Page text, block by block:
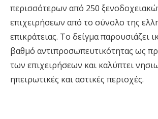
περισσότερων από 250
επιχειρήσεων από το σύνολο της
επικράτειας. Το δείγμα παρουσιάζει
βαθμό αντιπροσωπευτικότητας ως
των επιχειρήσεων και καλύπτει
ηπειρωτικές και αστικές περιοχές.